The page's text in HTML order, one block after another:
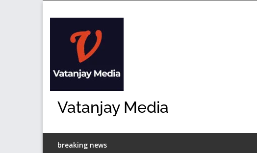
Vatanjay Media
breaking news